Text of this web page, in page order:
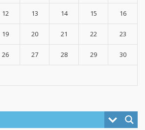
12 13 14 15 16
19 20 21 22 23
26 27 28 29 30